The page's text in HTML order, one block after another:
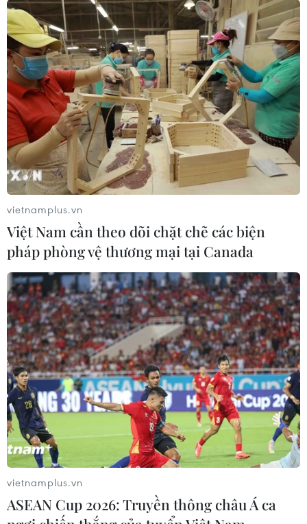
vietnamplus.vn
Việt Nam cần theo dõi chặt chẽ các biện
pháp phòng vệ thương mại tại Canada
vietnamplus.vn
ASEAN Cup 2026: Truyền thông châu Á ca